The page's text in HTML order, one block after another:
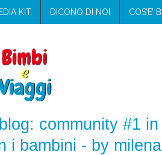
KIT DICONO DI NOI COS’E’
community #1
i bambini - by